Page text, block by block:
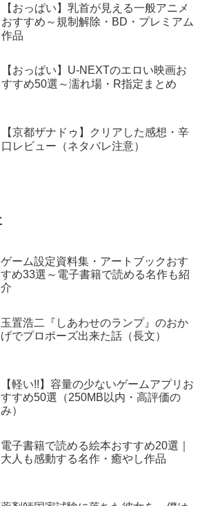
【おっぱい】乳首が見える一般アニメ
おすすめ～規制解除・BD・プレミアム
作品
【おっぱい】U-NEXTのエロい映画お
すすめ50選～濡れ場・R指定まとめ
【京都ザナドゥ】クリアした感想・辛
口レビュー（ネタバレ注意）
ゲーム設定資料集・アートブックおす
すめ33選～電子書籍で読める名作も紹
介
玉置浩二『しあわせのランプ』のおか
げでプロポーズ出来た話（長文）
【軽い!!】容量の少ないゲームアプリお
すすめ50選（250MB以内・高評価の
み）
電子書籍で読める絵本おすすめ20選｜
大人も感動する名作・癒やし作品